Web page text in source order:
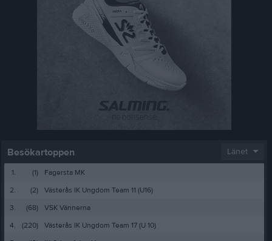
Besökartoppen Länet
1. (1)
Fagersta MK
2.
(2)
Västerås IK Ungdom Team 11 (U16)
3.
(68)
VSK Vännerna
4.
(220)
Västerås IK Ungdom Team 17 (U 10)